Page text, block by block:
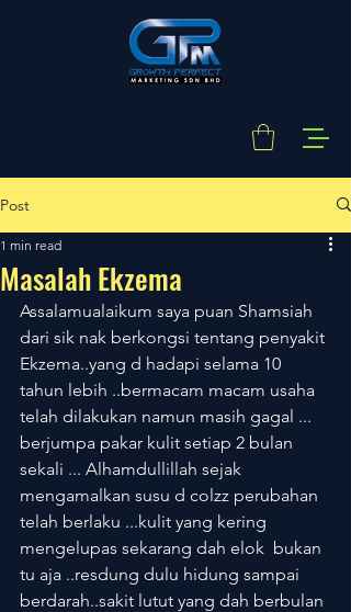
Post
Masalah Ekzema
1 min read
Assalamualaikum saya puan Shamsiah
dari sik nak berkongsi tentang penyakit
Ekzema..yang d hadapi selama 10
tahun lebih ..bermacam macam usaha
telah dilakukan namun masih gagal ...
berjumpa pakar kulit setiap 2 bulan
sekali ... Alhamdullillah sejak
mengamalkan susu d colzz perubahan
telah berlaku ...kulit yang kering
mengelupas sekarang dah elok  bukan
tu aja ..resdung dulu hidung sampai
berdarah..sakit lutut yang dah berbulan